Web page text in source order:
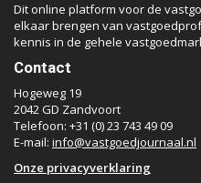
Dit online platform voor de
elkaar brengen van
kennis in de gehele
Contact
Hogeweg 19
2042 GD Zandvoort
Telefoon: +31 (0) 23 743 49 09
E-mail: info@vastgoedjournaal.nl
Onze privacyverklaring